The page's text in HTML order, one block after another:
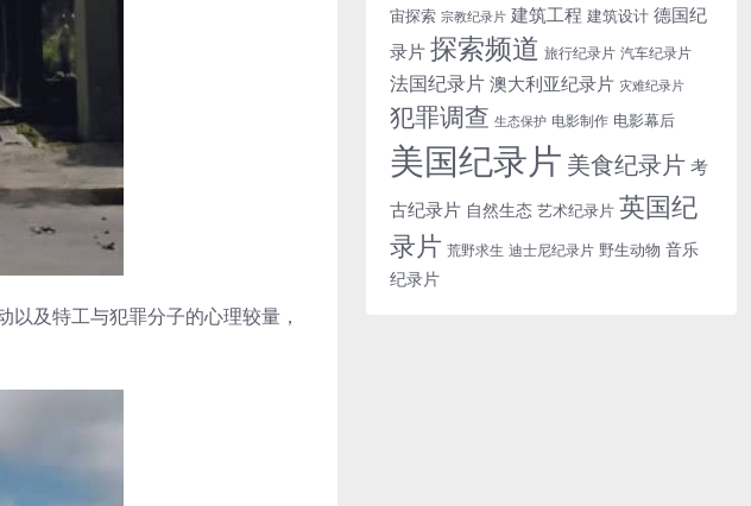
及特工与犯罪分子的心理较量，
宙探索 宗教纪录片 建筑工程 建筑设计 德国纪
录片 探索频道 旅行纪录片 汽车纪录片
法国纪录片 澳大利亚纪录片 灾难纪录片
犯罪调查 生态保护 电影制作 电影幕后
美国纪录片 美食纪录片考
古纪录片 自然生态 艺术纪录片 英国纪
录片 荒野求生 迪士尼纪录片 野生动物 音乐
纪录片